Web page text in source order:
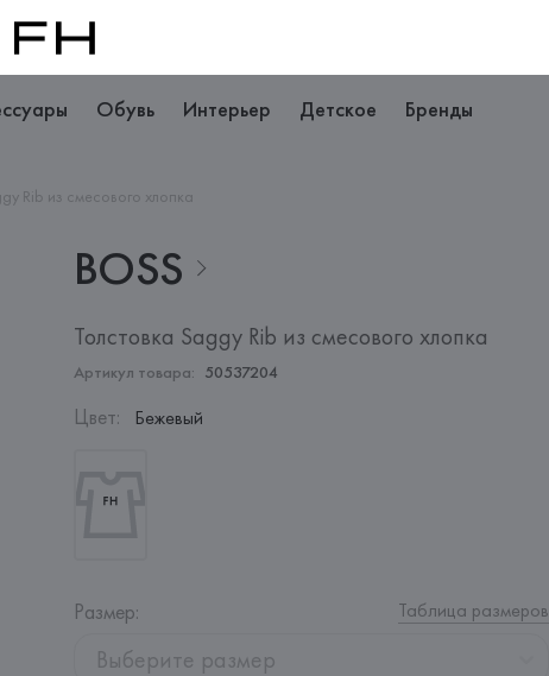
Обувь Интерьер Детское Бренды
Rib из смесового хлопка
BOSS
Толстовка Saggy Rib из смесового хлопка
Артикул товара: 50537204
Цвет: Бежевый
Размер: Таблица размеров
Выберите размер